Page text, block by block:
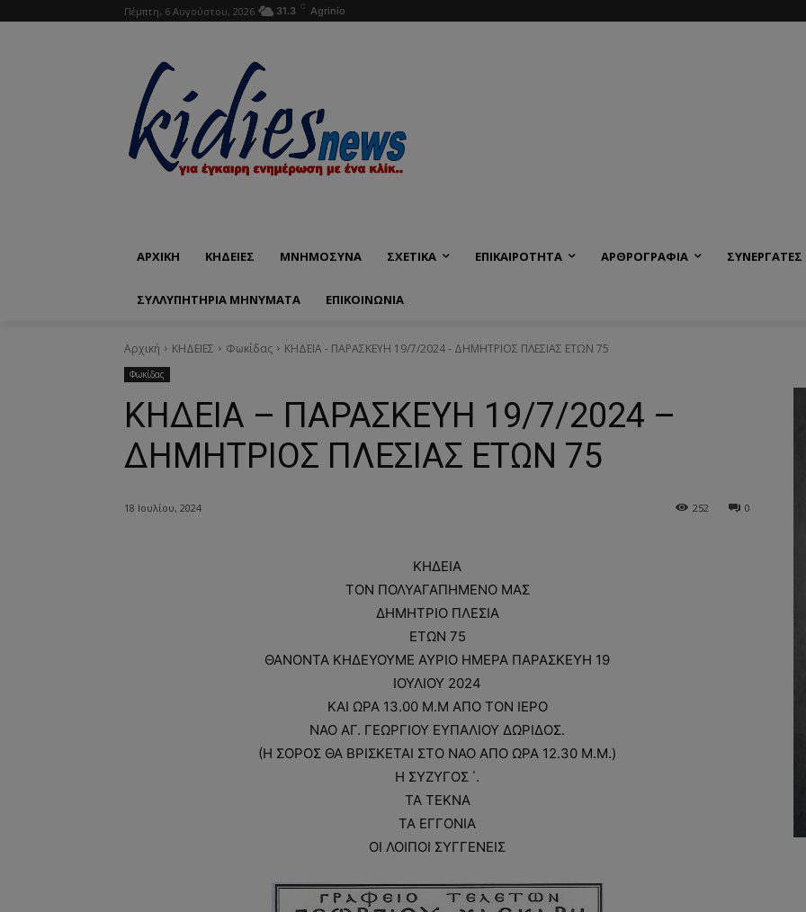
Πέμπτη, 6 Αυγούστου, 2026 31.3 C Agrinio
ΑΡΧΙΚΗ ΚΗΔΕΙΕΣ ΜΝΗΜΟΣΥΝΑ ΣΧΕΤΙΚΑ ΕΠΙΚΑΙΡΟΤΗΤΑ ΑΡΘΡΟΓΡΑΦΙΑ ΣΥΝΕΡΓΑΤΕΣ
ΣΥΛΛΥΠΗΤΗΡΙΑ ΜΗΝΥΜΑΤΑ ΕΠΙΚΟΙΝΩΝΊΑ
Αρχική ΚΗΔΕΙΕΣ Φωκίδας ΚΗΔΕΙΑ - ΠΑΡΑΣΚΕΥΗ 19/7/2024 - ΔΗΜΗΤΡΙΟΣ ΠΛΕΣΙΑΣ ΕΤΩΝ 75
Φωκίδας
ΚΗΔΕΙΑ – ΠΑΡΑΣΚΕΥΗ 19/7/2024 –
ΔΗΜΗΤΡΙΟΣ ΠΛΕΣΙΑΣ ΕΤΩΝ 75
18 Ιουλίου, 2024 0
252
ΚΗΔΕΙΑ
ΤΟΝ ΠΟΛΥΑΓΑΠΗΜΕΝΟ ΜΑΣ
ΔΗΜΗΤΡΙΟ ΠΛΕΣΙΑ
ΕΤΩΝ 75
ΘΑΝΟΝΤΑ ΚΗΔΕΥΟΥΜΕ ΑΥΡΙΟ ΗΜΕΡΑ ΠΑΡΑΣΚΕΥΗ 19
ΙΟΥΛΙΟΥ 2024
ΚΑΙ ΩΡΑ 13.00 Μ.Μ ΑΠΟ ΤΟΝ ΙΕΡΟ
ΝΑΟ ΑΓ. ΓΕΩΡΓΙΟΥ ΕΥΠΑΛΙΟΥ ΔΩΡΙΔΟΣ.
(Η ΣΟΡΟΣ ΘΑ ΒΡΙΣΚΕΤΑΙ ΣΤΟ ΝΑΟ ΑΠΟ ΩΡΑ 12.30 Μ.Μ.)
Η ΣΥΖΥΓΟΣ ΄.
ΤΑ ΤΕΚΝΑ
ΤΑ ΕΓΓΟΝΙΑ
ΟΙ ΛΟΙΠΟΙ ΣΥΓΓΕΝΕΙΣ